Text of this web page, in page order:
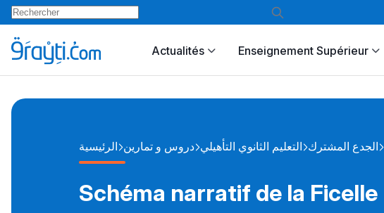
Actualités Enseignement Supérieur
الرئيسية دروس و تمارين التعليم الثانوي التأهيلي الجدع المشترك
Schéma narratif de la Ficelle